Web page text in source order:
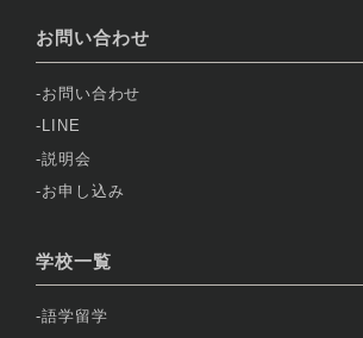
お問い合わせ
お問い合わせ
LINE
説明会
お申し込み
学校一覧
語学留学